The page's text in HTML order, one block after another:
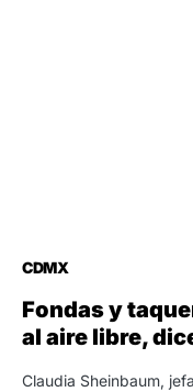
CDMX
Fondas y
al aire libre,
Claudia Sheinbaum,